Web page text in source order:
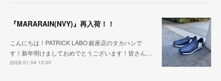
『MARARAIN(NVY)』再入荷！！
こんにちは！PATRICK LABO 銀座店のタカハシで
す！新年明けましておめでとうございます！皆さん…
2026.01.04 10:00